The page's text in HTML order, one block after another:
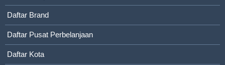
Daftar Brand
Daftar Pusat Perbelanjaan
Daftar Kota